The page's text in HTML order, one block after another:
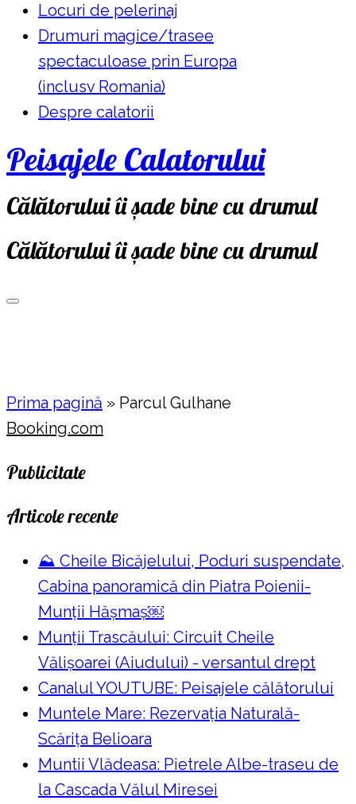
Locuri de pelerinaj
Drumuri magice/trasee
spectaculoase prin Europa
(inclusv Romania)
Despre calatorii
Peisajele Calatorului
Călătorului îi șade bine cu drumul
Călătorului îi șade bine cu drumul
Prima pagină » Parcul Gulhane
Booking.com
Publicitate
Articole recente
⛰️ Cheile Bicăjelului, Poduri suspendate,
Cabina panoramică din Piatra Poienii-
Munții Hășmaș￼
Munții Trascăului: Circuit Cheile
Vălișoarei (Aiudului) - versantul drept
Canalul YOUTUBE: Peisajele călătorului
Muntele Mare: Rezervaţia Naturală-
Scăriţa Belioara
Muntii Vlădeasa: Pietrele Albe-traseu de
la Cascada Vălul Miresei